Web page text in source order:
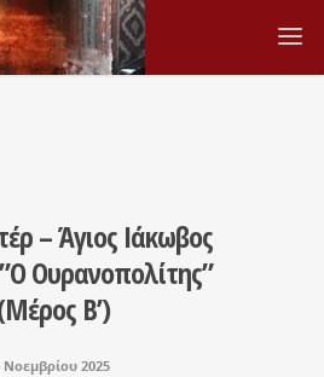
– Άγιος Ιάκωβος
Ουρανοπολίτης”
Β’)
Νοεμβρίου 2025